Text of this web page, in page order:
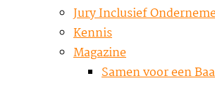
Jury Inclusief
Kennis
Magazine
Samen voor een